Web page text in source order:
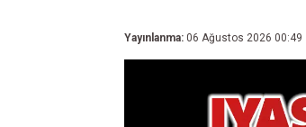
Yayınlanma: 06 Ağustos 2026 00:49